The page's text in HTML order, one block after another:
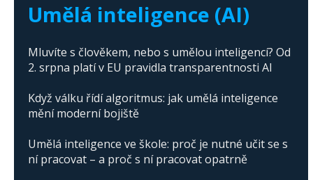
Umělá inteligence (AI)
Mluvíte s člověkem, nebo s umělou inteligencí? Od
2. srpna platí v EU pravidla transparentnosti AI
Když válku řídí algoritmus: jak umělá inteligence
mění moderní bojiště
Umělá inteligence ve škole: proč je nutné učit se s
ní pracovat – a proč s ní pracovat opatrně